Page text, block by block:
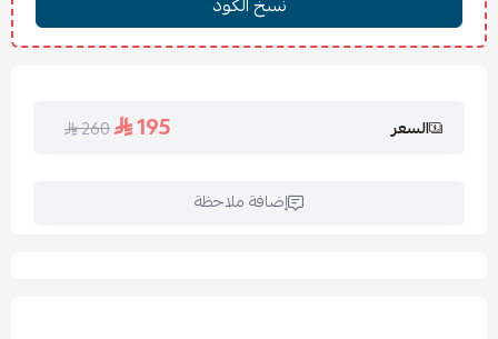
تعليمات الغسيل والكي:
يُجفف في الظل أو على حرارة منخفضة.
السعر 195
260
إضافة ملاحظة